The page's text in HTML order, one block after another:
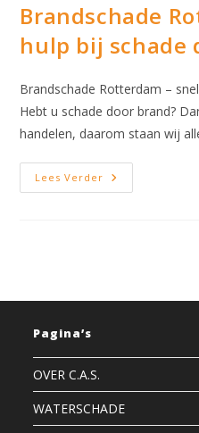
Brandschade
hulp bij schade
Brandschade Rotterdam –
Hebt u schade door brand?
handelen, daarom staan wij
Lees Verder Brandschade
Rotterdam
Pagina’s
OVER C.A.S.
WATERSCHADE